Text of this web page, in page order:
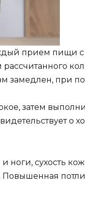
прием пищи
замедлен, при
затем
о
сухость